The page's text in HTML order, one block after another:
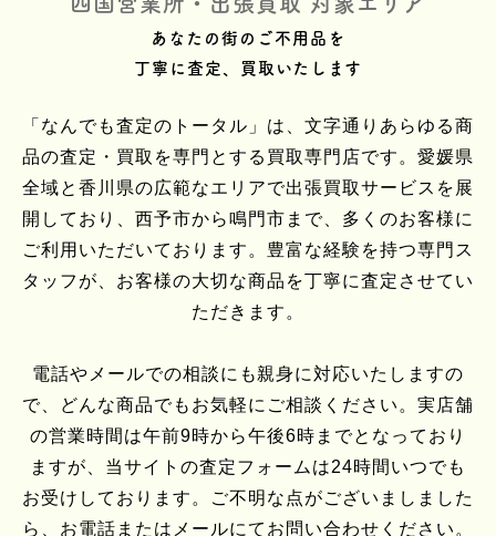
あなたの街のご不用品を
丁寧に査定、買取いたします
「なんでも査定のトータル」は、文字通りあらゆる商
品の査定・買取を専門とする買取専門店です。愛媛県
全域と香川県の広範なエリアで出張買取サービスを展
開しており、西予市から鳴門市まで、多くのお客様に
ご利用いただいております。豊富な経験を持つ専門ス
タッフが、お客様の大切な商品を丁寧に査定させてい
ただきます。
電話やメールでの相談にも親身に対応いたしますの
で、どんな商品でもお気軽にご相談ください。実店舗
の営業時間は午前9時から午後6時までとなっており
ますが、当サイトの査定フォームは24時間いつでも
お受けしております。ご不明な点がございましました
ら、お電話またはメールにてお問い合わせください。